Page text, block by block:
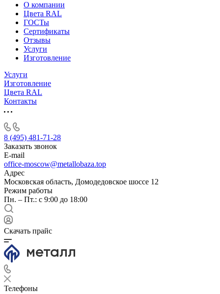
О компании
Цвета RAL
ГОСТы
Сертификаты
Отзывы
Услуги
Изготовление
Услуги
Изготовление
Цвета RAL
Контакты
8 (495) 481-71-28
Заказать звонок
E-mail
office-moscow@metallobaza.top
Адрес
Московская область, Домодедовское шоссе 12
Режим работы
Пн. – Пт.: с 9:00 до 18:00
Скачать прайс
Телефоны